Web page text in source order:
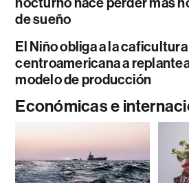
de sueño
El Niño obliga a la caficultura
centroamericana a
modelo de producción
Económicas e